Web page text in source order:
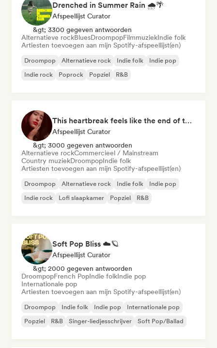
Drenched in Summer Rain 🌧️🌴
Afspeellijst Curator
&gt; 3300 gegeven antwoorden
Alternatieve rockBluesDroompopFilmmuziekIndie folk
Artiesten toevoegen aan mijn Spotify-afspeellijst(en)
Droompop Alternatieve rock Indie folk
Indie pop
Indie rock
Poprock Popziel R&B
This heartbreak feels like the end of the world
Afspeellijst Curator
&gt; 3000 gegeven antwoorden
Alternatieve rockCommercieel / Mainstream
Country muziekDroompopIndie folk
Artiesten toevoegen aan mijn Spotify-afspeellijst(en)
Droompop Alternatieve rock Indie folk
Indie pop
Indie rock
Lofi slaapkamer Popziel R&B
Soft Pop Bliss ☁️🪐
Afspeellijst Curator
&gt; 2000 gegeven antwoorden
DroompopFrench PopIndie folkIndie pop
Internationale pop
Artiesten toevoegen aan mijn Spotify-afspeellijst(en)
Droompop Indie folk Indie pop
Internationale pop
Popziel
R&B Singer-liedjesschrijver Soft Pop/Ballad